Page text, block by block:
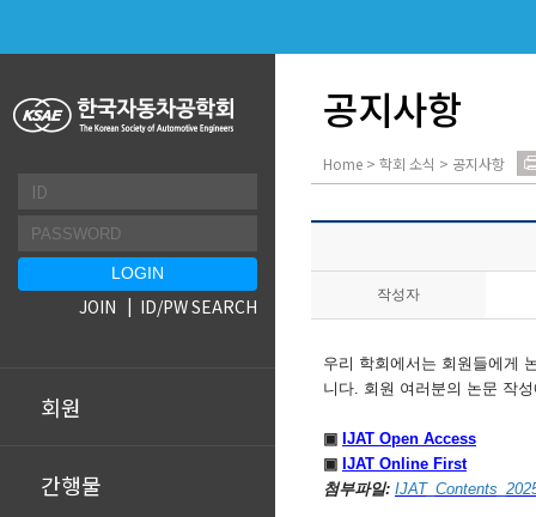
회원
간행물
JOIN ID/PW SEARCH
공지사항
Home > 학회 소식 > 공지사항
작성자
우리 학회에서는 회원들에게
니다. 회원 여러분의 논문 작
▣ IJAT Open Access
▣ IJAT Online First
첨부파일: